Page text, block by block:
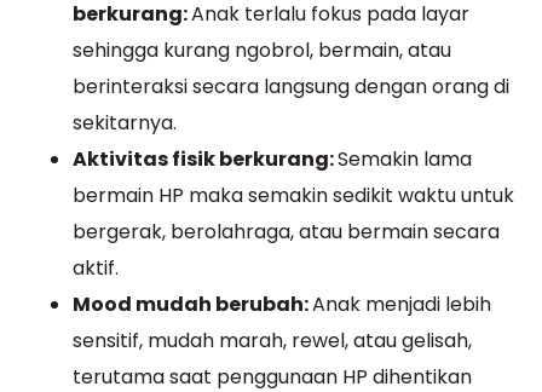
berkurang:Anak terlalu fokus pada layar
sehingga kurang ngobrol, bermain, atau
berinteraksi secara langsung dengan orang di
sekitarnya.
Aktivitas fisik berkurang:Semakin lama
bermain HP maka semakin sedikit waktu untuk
bergerak, berolahraga, atau bermain secara
aktif.
Mood mudah berubah:Anak menjadi lebih
sensitif, mudah marah, rewel, atau gelisah,
terutama saat penggunaan HP dihentikan